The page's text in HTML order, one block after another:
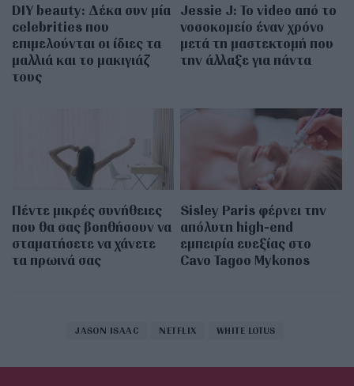
DIY beauty: Δέκα συν μία
celebrities που
επιμελούνται οι ίδιες τα
μαλλιά και το μακιγιάζ
τους
Jessie J: Το video από το
νοσοκομείο έναν χρόνο
μετά τη μαστεκτομή που
την άλλαξε για πάντα
Πέντε μικρές συνήθειες
που θα σας βοηθήσουν να
σταματήσετε να χάνετε
τα πρωινά σας
Sisley Paris φέρνει την
απόλυτη high-end
εμπειρία ευεξίας στο
Cavo Tagoo Mykonos
JASON ISAAC NETFLIX WHITE LOTUS